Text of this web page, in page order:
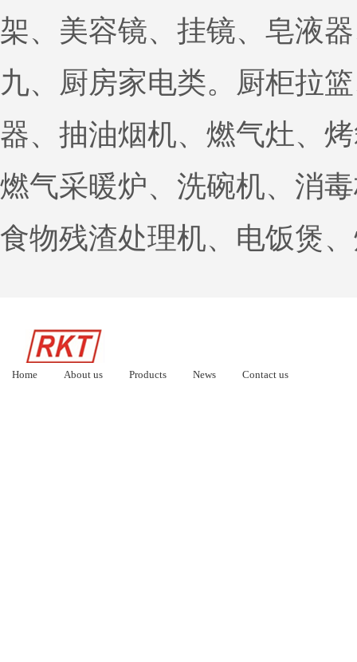
架、美容镜、挂镜、皂液
九、厨房家电类。厨柜拉
器、抽油烟机、燃气灶、
燃气采暖炉、洗碗机、消
食物残渣处理机、电饭煲
Home About us Products News Contact us